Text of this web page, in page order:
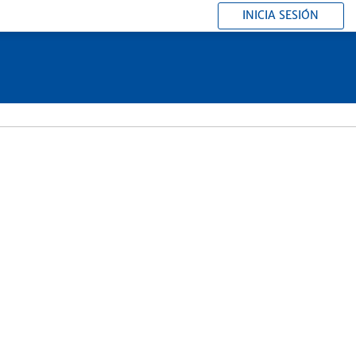
INICIA SESIÓN